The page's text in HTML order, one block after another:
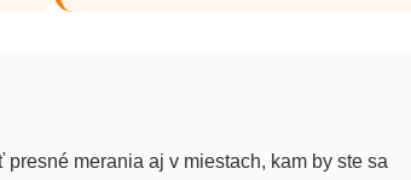
merania aj v miestach, kam by ste sa